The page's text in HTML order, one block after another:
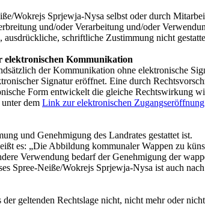
Wokrejs Sprjewja-Nysa selbst oder durch
und/oder Verarbeitung und/oder
schriftliche Zustimmung nicht
Kommunikation
der Kommunikation ohne elektronische
Signatur eröffnet. Eine durch
Form entwickelt die gleiche
dem Link zur elektronischen Zugangseröffnung
und Genehmigung des Landrates gestattet ist.
es: „Die Abbildung kommunaler Wappen zu
Verwendung bedarf der Genehmigung der
Spree-Neiße/Wokrejs Sprjewja-Nysa ist auch
geltenden Rechtslage nicht, nicht mehr oder